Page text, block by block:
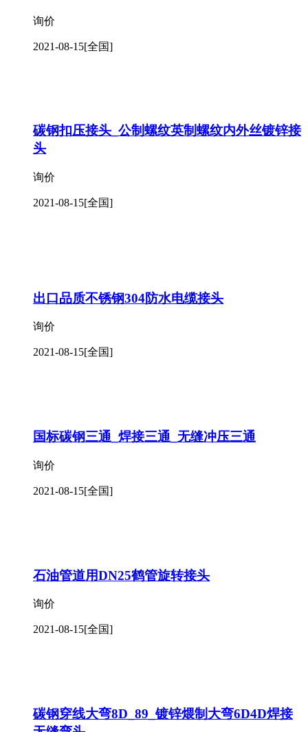
询价
2021-08-15[全国]
碳钢扣压接头_公制螺纹英制螺纹内外丝镀锌接
头
询价
2021-08-15[全国]
出口品质不锈钢304防水电缆接头
询价
2021-08-15[全国]
国标碳钢三通_焊接三通_无缝冲压三通
询价
2021-08-15[全国]
石油管道用DN25鹤管旋转接头
询价
2021-08-15[全国]
碳钢穿线大弯8D_89_镀锌煨制大弯6D4D焊接